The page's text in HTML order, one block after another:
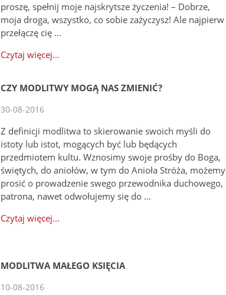
proszę, spełnij moje najskrytsze życzenia! – Dobrze,
moja droga, wszystko, co sobie zażyczysz! Ale najpierw
przełączę cię …
Czytaj więcej...
CZY MODLITWY MOGĄ NAS ZMIENIĆ?
30-08-2016
Z definicji modlitwa to skierowanie swoich myśli do
istoty lub istot, mogących być lub będących
przedmiotem kultu. Wznosimy swoje prośby do Boga,
świętych, do aniołów, w tym do Anioła Stróża, możemy
prosić o prowadzenie swego przewodnika duchowego,
patrona, nawet odwołujemy się do …
Czytaj więcej...
MODLITWA MAŁEGO KSIĘCIA
10-08-2016